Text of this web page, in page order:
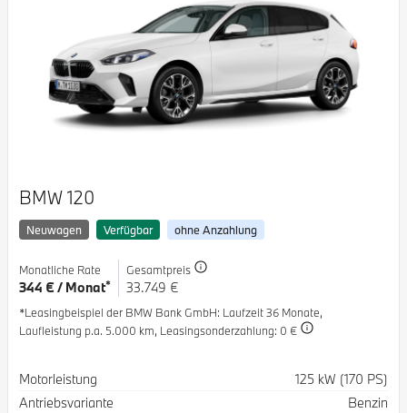
BMW 120
Neuwagen Verfügbar ohne Anzahlung
Monatliche Rate
344 € / Monat*
Gesamtpreis
33.749 €
*Leasingbeispiel der BMW Bank GmbH: Laufzeit 36 Monate,
Laufleistung p.a. 5.000 km, Leasingsonderzahlung: 0 €
Spezifikation
Motorleistung
125 kW (170 PS)
Antriebsvariante
Benzin